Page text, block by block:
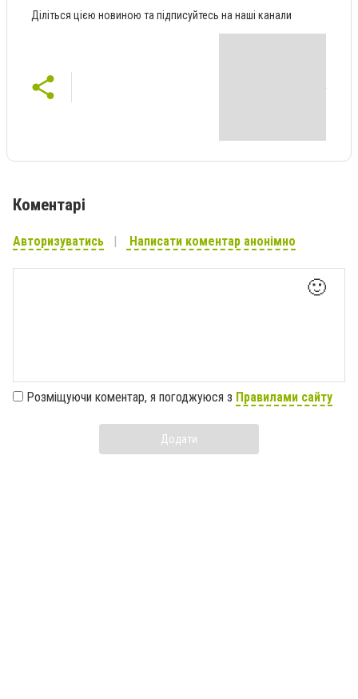
Діліться цією новиною та підписуйтесь на наші канали
Коментарі
Авторизуватись Написати коментар анонімно
🙂
Розміщуючи коментар, я погоджуюся з Правилами сайту
Додати